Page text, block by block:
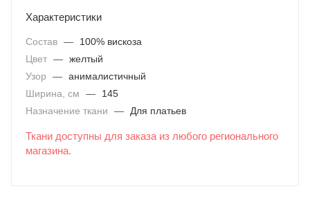
Характеристики
Состав —
100% вискоза
Цвет — желтый
Узор
— анималистичный
Ширина, см
—
145
Назначение ткани
— Для платьев
Ткани доступны для заказа из любого регионального
магазина.